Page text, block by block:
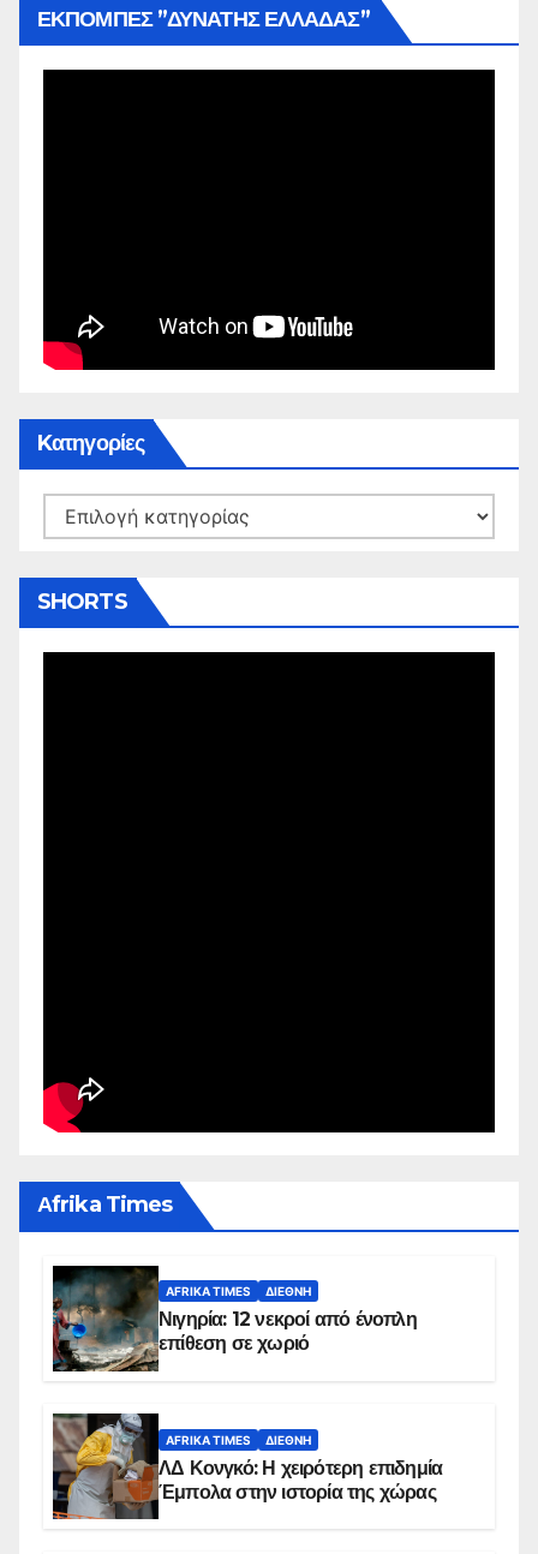
ΕΚΠΟΜΠΕΣ ”ΔΥΝΑΤΗΣ ΕΛΛΑΔΑΣ”
Kατηγορίες
Kατηγορίες
SHORTS
Αfrika Times
AFRIKA TIMES ΔΙΕΘΝΉ
Νιγηρία: 12 νεκροί από ένοπλη
επίθεση σε χωριό
AFRIKA TIMES ΔΙΕΘΝΉ
ΛΔ Κονγκό: Η χειρότερη επιδημία
Έμπολα στην ιστορία της χώρας